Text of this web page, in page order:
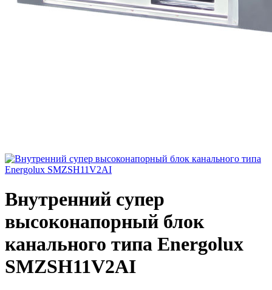
Внутренний супер
высоконапорный блок
канального типа Energolux
SMZSH11V2AI